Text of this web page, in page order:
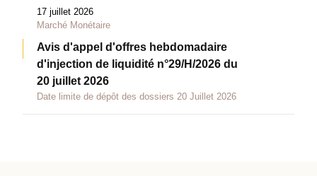
17 juillet 2026
Marché Monétaire
Avis d'appel d'offres hebdomadaire
d'injection de liquidité n°29/H/2026 du
20 juillet 2026
Date limite de dépôt des dossiers 20 Juillet 2026